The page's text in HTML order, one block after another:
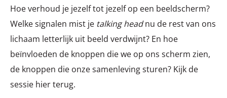
Hoe verhoud je jezelf tot jezelf op een beeldscherm?
Welke signalen mist je talking headnu de rest van ons
lichaam letterlijk uit beeld verdwijnt? En hoe
beïnvloeden de knoppen die we op ons scherm zien,
de knoppen die onze samenleving sturen? Kijk de
sessie hier terug.